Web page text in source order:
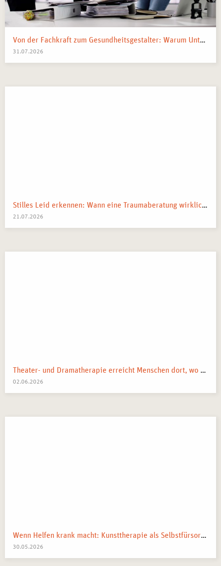
Von der Fachkraft zum Gesundheitsgestalter: Warum Unternehmen 2026 Business Health Coaches brauchen
31.07.2026
Stilles Leid erkennen: Wann eine Traumaberatung wirklich der richtige Schritt ist
21.07.2026
Theater- und Dramatherapie erreicht Menschen dort, wo Worte manchmal nicht mehr weiterkommen.
02.06.2026
Wenn Helfen krank macht: Kunsttherapie als Selbstfürsorge in pflegenden und beratenden Berufen
30.05.2026